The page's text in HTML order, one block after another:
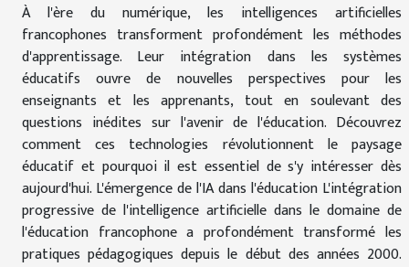
À l'ère du numérique, les intelligences artificielles
francophones transforment profondément les méthodes
d'apprentissage. Leur intégration dans les systèmes
éducatifs ouvre de nouvelles perspectives pour les
enseignants et les apprenants, tout en soulevant des
questions inédites sur l'avenir de l'éducation. Découvrez
comment ces technologies révolutionnent le paysage
éducatif et pourquoi il est essentiel de s'y intéresser dès
aujourd'hui. L'émergence de l'IA dans l'éducation L'intégration
progressive de l'intelligence artificielle dans le domaine de
l'éducation francophone a profondément transformé les
pratiques pédagogiques depuis le début des années 2000.